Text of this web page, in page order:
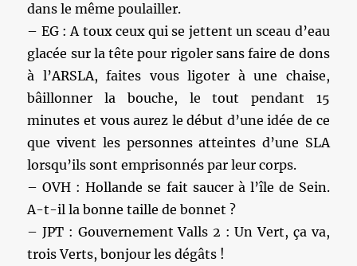
dans le même poulailler.
– EG : A toux ceux qui se jettent un sceau d’eau
glacée sur la tête pour rigoler sans faire de dons
à l’ARSLA, faites vous ligoter à une chaise,
bâillonner la bouche, le tout pendant 15
minutes et vous aurez le début d’une idée de ce
que vivent les personnes atteintes d’une SLA
lorsqu’ils sont emprisonnés par leur corps.
– OVH : Hollande se fait saucer à l’île de Sein.
A-t-il la bonne taille de bonnet ?
– JPT : Gouvernement Valls 2 : Un Vert, ça va,
trois Verts, bonjour les dégâts !